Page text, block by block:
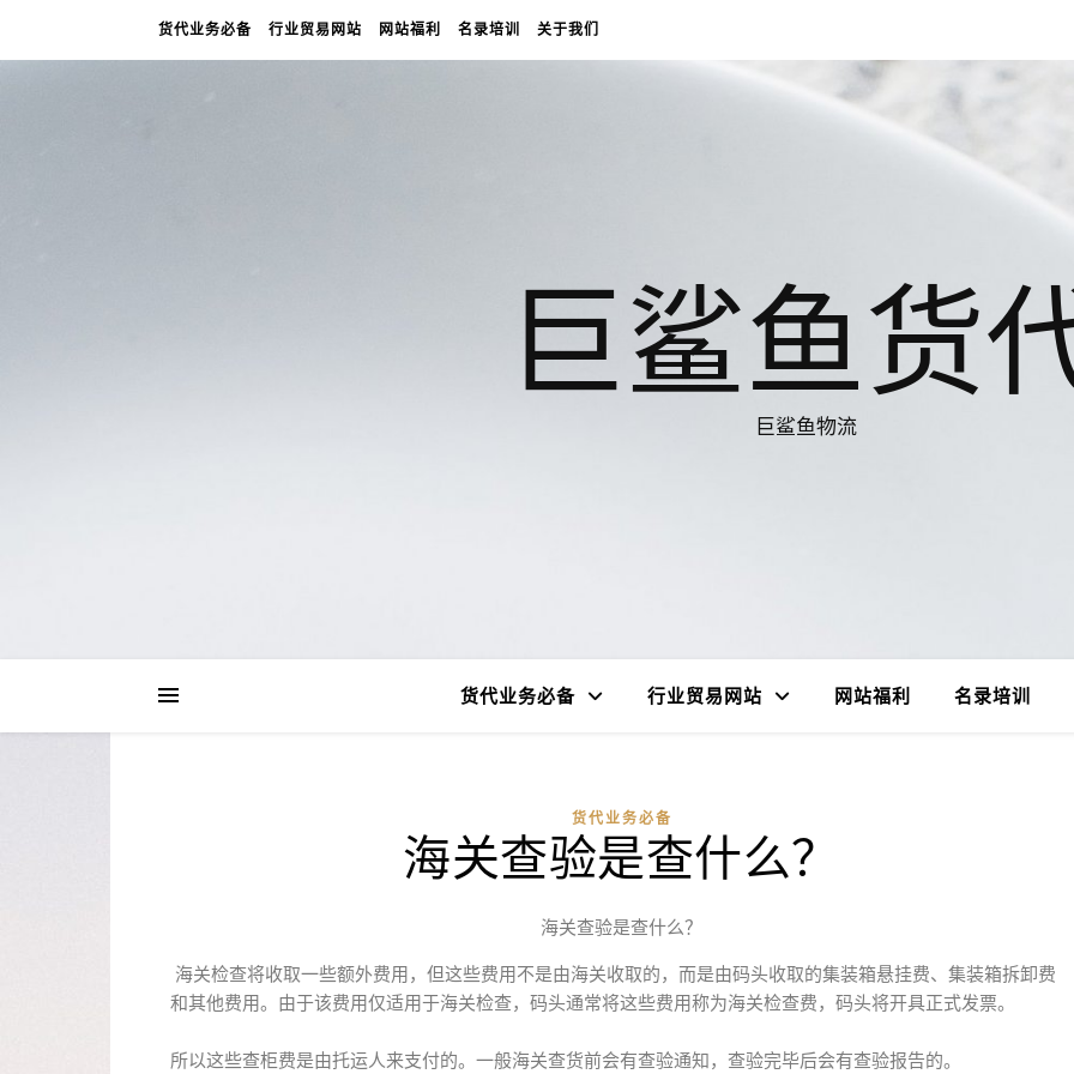
货代业务必备 行业贸易网站 网站福利 名录培训 关于我们
巨鲨鱼货
巨鲨鱼物流
货代业务必备 行业贸易网站 网站福利 名录培训
货代业务必备
海关查验是查什么？
海关查验是查什么？
海关检查将收取一些额外费用，但这些费用不是由海关收取的，而是由码头收取的集装箱悬挂费、集装箱拆卸费
和其他费用。由于该费用仅适用于海关检查，码头通常将这些费用称为海关检查费，码头将开具正式发票。
所以这些查柜费是由托运人来支付的。一般海关查货前会有查验通知，查验完毕后会有查验报告的。